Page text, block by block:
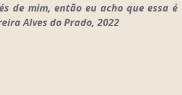
de mim, então eu acho que essa é
Alves do Prado, 2022